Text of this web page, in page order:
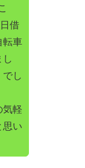
借
転車
し
でし
気軽
思い